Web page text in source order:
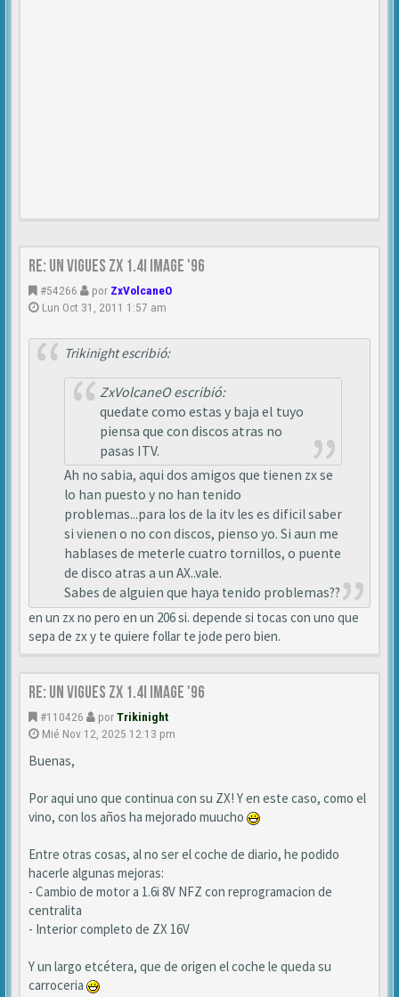
Re: Un vigues ZX 1.4i IMAGE '96
#54266 por ZxVolcaneO
Lun Oct 31, 2011 1:57 am
Trikinight escribió:
ZxVolcaneO escribió:
quedate como estas y baja el tuyo
piensa que con discos atras no
pasas ITV.
Ah no sabia, aqui dos amigos que tienen zx se
lo han puesto y no han tenido
problemas...para los de la itv les es dificil saber
si vienen o no con discos, pienso yo. Si aun me
hablases de meterle cuatro tornillos, o puente
de disco atras a un AX..vale.
Sabes de alguien que haya tenido problemas??
en un zx no pero en un 206 si. depende si tocas con uno que
sepa de zx y te quiere follar te jode pero bien.
Re: Un vigues ZX 1.4i IMAGE '96
#110426 porTrikinight
Mié Nov 12, 2025 12:13 pm
Buenas,
Por aqui uno que continua con su ZX! Y en este caso, como el
vino, con los años ha mejorado muucho
Entre otras cosas, al no ser el coche de diario, he podido
hacerle algunas mejoras:
- Cambio de motor a 1.6i 8V NFZ con reprogramacion de
centralita
- Interior completo de ZX 16V
Y un largo etcétera, que de origen el coche le queda su
carroceria